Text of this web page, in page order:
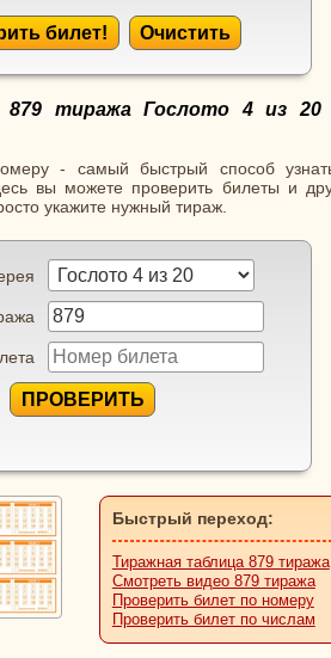
билет! Очистить
879 тиража Гослото 4 из 20
- самый быстрый способ
вы можете проверить билеты и
укажите нужный тираж.
ПРОВЕРИТЬ
Быстрый переход:
Тиражная таблица 879 тиража
Смотреть видео 879 тиража
Проверить билет по номеру
Проверить билет по числам